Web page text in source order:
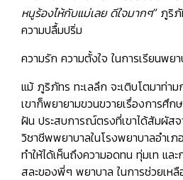
หนูร้องไห้กับแม่เลย ดีใจมากๆ”ภูริภั
ความปลื้มปริ่ม
ความรัก ความตั้งใจ ในการเรียนพยา
แม้ ภูริภัทร ทะเลลึก จะเติบโตมาท่า
เขาก็พยายามขวนขวายเรื่องการศึก
ฝัน ประสบการณ์ตรงที่เขาได้สัมผัส
วิชาชีพพยาบาลในโรงพยาบาลอำเภ
ทำให้ได้เห็นถึงความอดทน ทุ่มเท และ
สละของพี่ๆ พยาบาล ในการช่วยเห